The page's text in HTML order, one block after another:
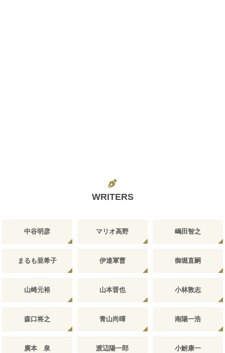
WRITERS
中谷明彦 マリオ高野 嶋田智之
まるも亜希子 伊達軍曹 御堀直嗣
山崎元裕 山本晋也 小林敦志
森口将之 青山尚暉 南陽一浩
廣本 泉 渡辺陽一郎 小鮒康一